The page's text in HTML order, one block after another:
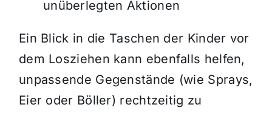
unüberlegten Aktionen
Ein Blick in die Taschen der Kinder vor
dem Losziehen kann ebenfalls helfen,
unpassende Gegenstände (wie Sprays,
Eier oder Böller) rechtzeitig zu